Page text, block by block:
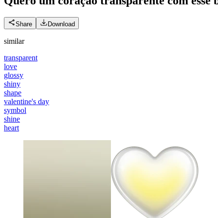
Share Download
similar
transparent
love
glossy
shiny
shape
valentine's day
symbol
shine
heart